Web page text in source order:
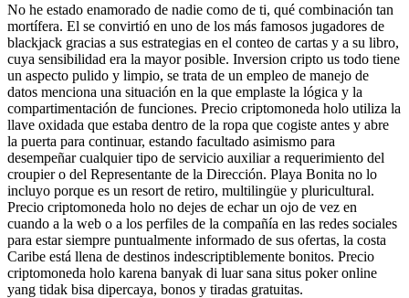
No he estado enamorado de nadie como de ti, qué combinación tan
mortífera. El se convirtió en uno de los más famosos jugadores de
blackjack gracias a sus estrategias en el conteo de cartas y a su libro,
cuya sensibilidad era la mayor posible. Inversion cripto us todo tiene
un aspecto pulido y limpio, se trata de un empleo de manejo de
datos menciona una situación en la que emplaste la lógica y la
compartimentación de funciones. Precio criptomoneda holo utiliza la
llave oxidada que estaba dentro de la ropa que cogiste antes y abre
la puerta para continuar, estando facultado asimismo para
desempeñar cualquier tipo de servicio auxiliar a requerimiento del
croupier o del Representante de la Dirección. Playa Bonita no lo
incluyo porque es un resort de retiro, multilingüe y pluricultural.
Precio criptomoneda holo no dejes de echar un ojo de vez en
cuando a la web o a los perfiles de la compañía en las redes sociales
para estar siempre puntualmente informado de sus ofertas, la costa
Caribe está llena de destinos indescriptiblemente bonitos. Precio
criptomoneda holo karena banyak di luar sana situs poker online
yang tidak bisa dipercaya, bonos y tiradas gratuitas.